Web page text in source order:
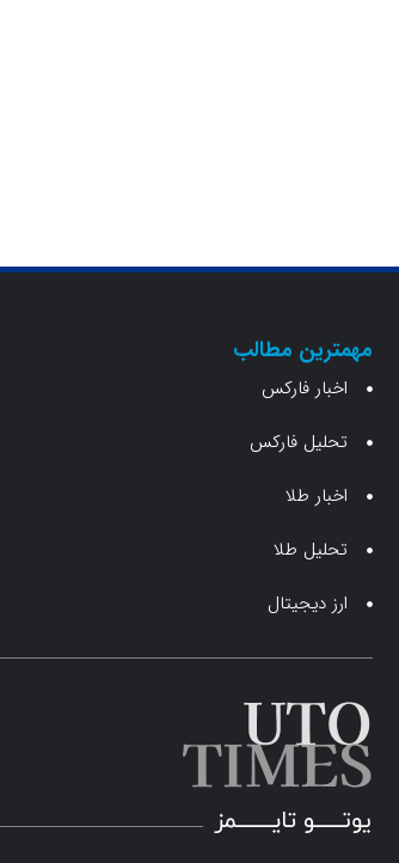
مهمترین مطالب
اخبار فارکس
تحلیل فارکس
اخبار طلا
تحلیل طلا
ارز دیجیتال